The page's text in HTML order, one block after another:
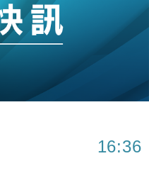
51 企業擴張放慢兼縮減人
美元 支援Anthropic租用
屬關稅範圍 14類產品或加徵
14個月 珠寶鐘錶銷售升勢
16:36